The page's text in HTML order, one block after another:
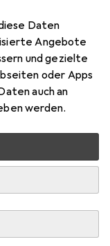
Daten
Angebote
und gezielte
oder Apps
auch an
werden.